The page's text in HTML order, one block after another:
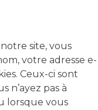
site, vous
votre adresse e-
Ceux-ci sont
n’ayez pas à
lorsque vous